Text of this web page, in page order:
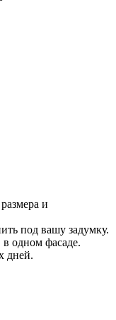
и
под вашу задумку.
одном фасаде.
дней.